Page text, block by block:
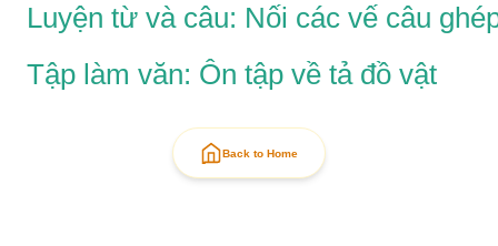
Luyện từ và câu: Nối các vế câu
Tập làm văn: Ôn tập về tả đồ vật
Back to Home